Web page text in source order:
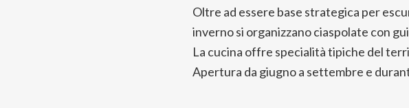
Oltre ad essere base strategica per
inverno si organizzano ciaspolate con
La cucina offre specialità tipiche del
Apertura da giugno a settembre e